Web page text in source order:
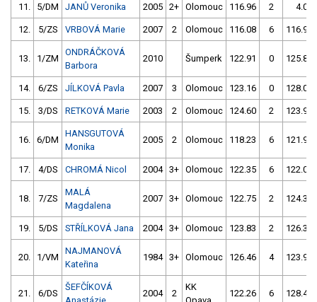
11. 5/DM JANŮ Veronika 2005 2+ Olomouc 116.96 2 4.00
12. 5/ZS VRBOVÁ Marie 2007 2 Olomouc 116.08 6 116.91
13. 1/ZM
ONDRÁČKOVÁ
Barbora
2010 Šumperk 122.91 0 125.82
14. 6/ZS JÍLKOVÁ Pavla 2007 3 Olomouc 123.16 0 128.03
15. 3/DS RETKOVÁ Marie 2003 2 Olomouc 124.60 2 123.93
16. 6/DM
HANSGUTOVÁ
Monika
2005 2 Olomouc 118.23 6 121.94
17. 4/DS CHROMÁ Nicol 2004 3+ Olomouc 122.35 6 122.06
18. 7/ZS
MALÁ
Magdalena
2007 3+ Olomouc 122.75 2 124.33
19. 5/DS STŘÍLKOVÁ Jana 2004 3+ Olomouc 123.83 2 126.38
20. 1/VM
NAJMANOVÁ
Kateřina
1984 3+ Olomouc 126.46 4 123.93
21. 6/DS
ŠEFČÍKOVÁ
2004 2
KK
122.26 6 128.48